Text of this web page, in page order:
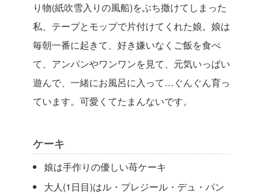
り物(紙吹雪入りの風船)をぶち撒けてしまった
私、テープとモップで片付けてくれた娘。娘は
毎朝一番に起きて、好き嫌いなくご飯を食べ
て、アンパンやワンワンを見て、元気いっぱい
遊んで、一緒にお風呂に入って…ぐんぐん育っ
ています。可愛くてたまんないです。
ケーキ
娘は手作りの優しい苺ケーキ
大人(1日目)はル・プレジール・デュ・パン